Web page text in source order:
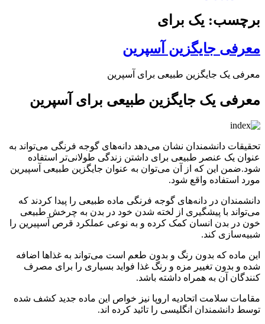
برچسب: یک برای
معرفی جایگزین آسپرین
معرفی یک جایگزین طبیعی برای آسپرین
معرفی یک جایگزین طبیعی برای آسپرین
تحقیقات دانشمندان نشان می‌دهد دانه‌های گوجه فرنگی می‌تواند به
عنوان یک عنصر طبیعی برای داشتن زندگی طولانی‌تر استفاده
شود.ضمن این که از آن می‌توان به عنوان جایگزین طبیعی آسپیرین
مورد استفاده واقع شود.
دانشمندان در دانه‌های گوجه فرنگی ماده طبیعی را پیدا کردند که
می‌تواند با پیشگیری از لخته شدن خود در بدن به چرخش طبیعی
خون در بدن انسان کمک کرده و به نوعی عملکرد قرص آسپیرین را
شبیه‌سازی کند.
این ماده که بدون رنگ و بدون طعم است می‌تواند به غذاها اضافه
شده و بدون تغییر مزه و رنگ غذا فواید بسیاری را برای مصرف
کنندگان آن به همراه داشته باشد.
مقامات سلامت اتحادیه اروپا نیز خواص این ماده جدید کشف شده
توسط دانشمندان انگلیسی را تائید کرده اند.